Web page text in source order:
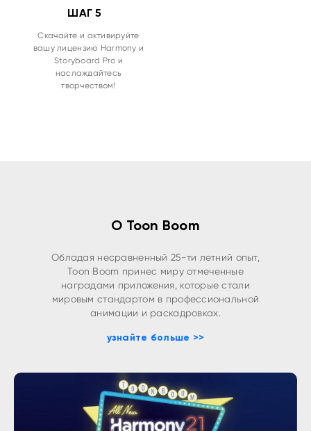
ШАГ 5
Скачайте и активируйте
вашу лицензию Harmony и
Storyboard Pro и
наслаждайтесь
творчеством!
О Toon Boom
Обладая несравненный 25-ти летний опыт,
Toon Boom принес миру отмеченные
наградами приложения, которые стали
мировым стандартом в профессиональной
анимации и раскадровках.
узнайте больше >>